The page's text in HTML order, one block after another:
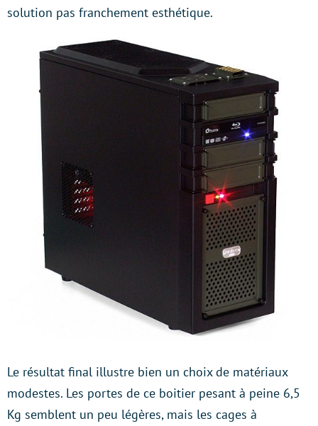
solution pas franchement esthétique.
Le résultat final illustre bien un choix de matériaux
modestes. Les portes de ce boitier pesant à peine 6,5
Kg semblent un peu légères, mais les cages à